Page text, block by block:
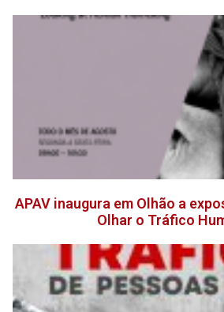
APAV inaugura em Olhão a
Olhar o Tráfico